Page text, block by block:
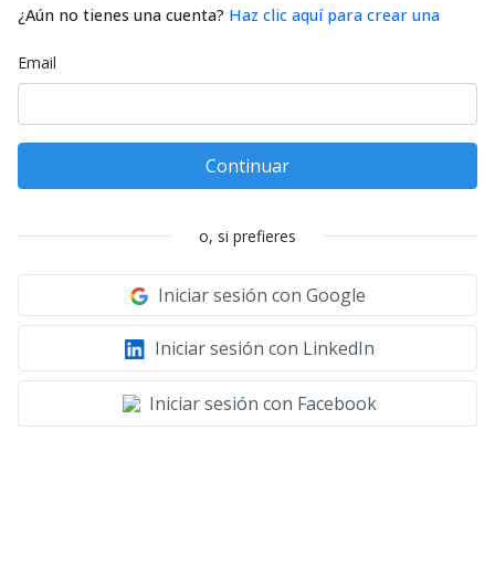
¿Aún no tienes una cuenta? Haz clic aquí para crear una
Email
Continuar
o, si prefieres
Iniciar sesión con Google
Iniciar sesión con LinkedIn
Iniciar sesión con Facebook